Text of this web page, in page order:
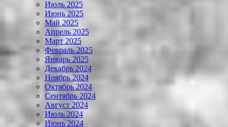
Июль 2025
Июнь 2025
Май 2025
Апрель 2025
Март 2025
Февраль 2025
Январь 2025
Декабрь 2024
Ноябрь 2024
Октябрь 2024
Сентябрь 2024
Август 2024
Июль 2024
Июнь 2024